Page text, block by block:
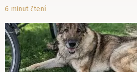
6 minut čtení